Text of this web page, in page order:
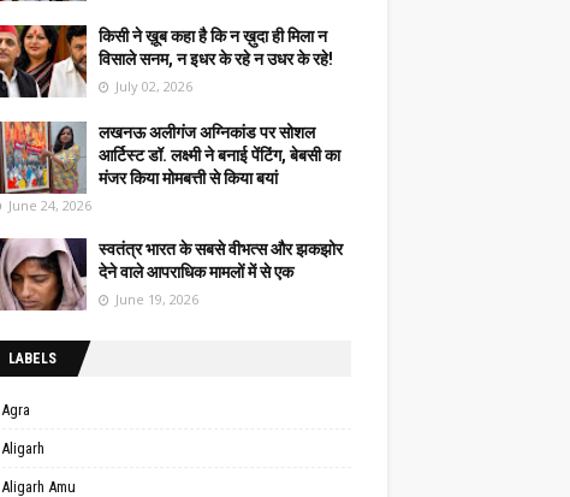
किसी ने ख़ूब कहा है कि न ख़ुदा ही मिला न
विसाले सनम, न इधर के रहे न उधर के रहे!
July 02, 2026
लखनऊ अलीगंज अग्निकांड पर सोशल
आर्टिस्ट डॉ. लक्ष्मी ने बनाई पेंटिंग, बेबसी का
मंजर किया मोमबत्ती से किया बयां
June 24, 2026
स्वतंत्र भारत के सबसे वीभत्स और झकझोर
देने वाले आपराधिक मामलों में से एक
June 19, 2026
LABELS
Agra
Aligarh
Aligarh Amu